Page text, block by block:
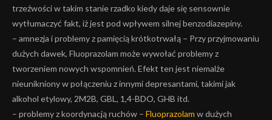
trzeźwości w takim stanie rzadko kiedy daje się sensownie
wytłumaczyć fakt, iż jest pod wpływem silnej benzodiazepiny.
– amnezja i problemy z pamięcią krótkotrwałą – Przy przyjmowaniu
dużych dawek, Fluoprazolam może wywołać problemy z
tworzeniem nowych wspomnień. Efekt ten jest niemalże
nieunikniony w połączeniu z innymi depresantami, takimi jak
alkohol etylowy, 2M2B, GBL, 1,4-BDO, GHB itd.
– problemy z koordynacją ruchów – Fluoprazolam w dużych